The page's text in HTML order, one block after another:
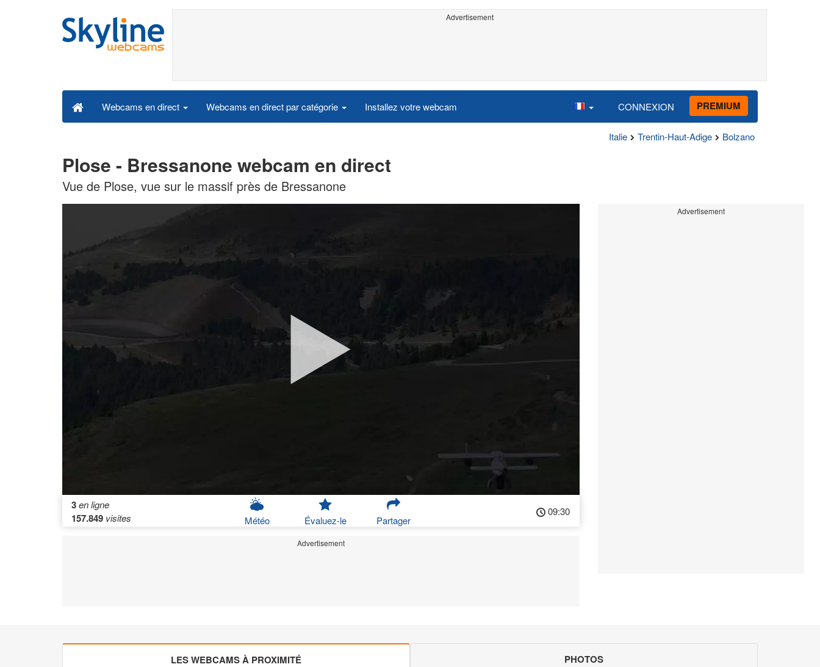
Advertisement
Webcams en direct Webcams en direct par catégorie Installez votre webcam CONNEXION PREMIUM
Italie Trentin-Haut-Adige Bolzano
Plose - Bressanone webcam en direct
Vue de Plose, vue sur le massif près de Bressanone
3en ligne
157.849 visites Météo Évaluez-le Partager
09:30
Advertisement
Advertisement
LES WEBCAMS À PROXIMITÉ PHOTOS